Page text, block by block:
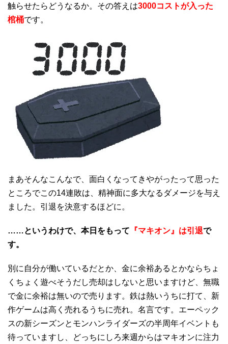
触らせたらどうなるか。その答えは3000コストが入った
棺桶です。
まあそんなこんなで、面白くなってきやがったって思った
ところでこの14連敗は、精神面に多大なるダメージを与え
ました。引退を決意するほどに。
……というわけで、本日をもって 『マキオン』は引退で
す。
別に自分が働いているだとか、金に余裕あるとかならちょ
くちょく遊べそうだし売却はしないと思いますけど、無職
で金に余裕は無いので売ります。鉄は熱いうちに打て、新
作ゲームは高く売れるうちに売れ。名言です。エーペック
スの新シーズンとモンハンライダーズの半周年イベントも
待っていますし、どっちにしろ来週からはマキオンに注力